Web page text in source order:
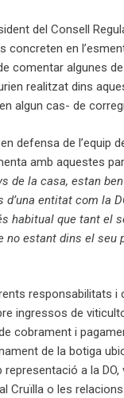
del Consell
concreten en
comentar algunes
realitzat dins
algun cas- de
defensa de l’equip
amb aquestes
de la casa, estan
d’una entitat com la
habitual que tant el
no estant dins el
responsabilitats i
ingressos de
cobrament i
de la botiga
a la DO,
Cruïlla o les